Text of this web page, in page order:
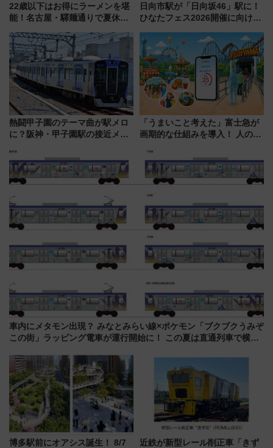
22歳以下はお得にラーメンを堪
能！名古屋・驛麺通りで夏休み
よりスタート
日向市駅が「日向坂46」駅に！
ひなたフェス2026開催に向けJR
全力応援 夜行列車「ドリーム
おひさま号」も走る
熱闘甲子園のテーマ曲が駅メロ
に？阪神・甲子園駅の接近メロ
5日始発から
「うまいこと考えた」富士急が
画期的な仕組みを導入！ 人のか
車内にメタモン出現？ みなとみらい線×ポケモン「ブクブクうみぞ
この街」ラッピング電車が運行開始に！ この夏は直通列車で横浜
博多駅前にオアシス誕生！ 8/7
近鉄が新型レール削正車「きず